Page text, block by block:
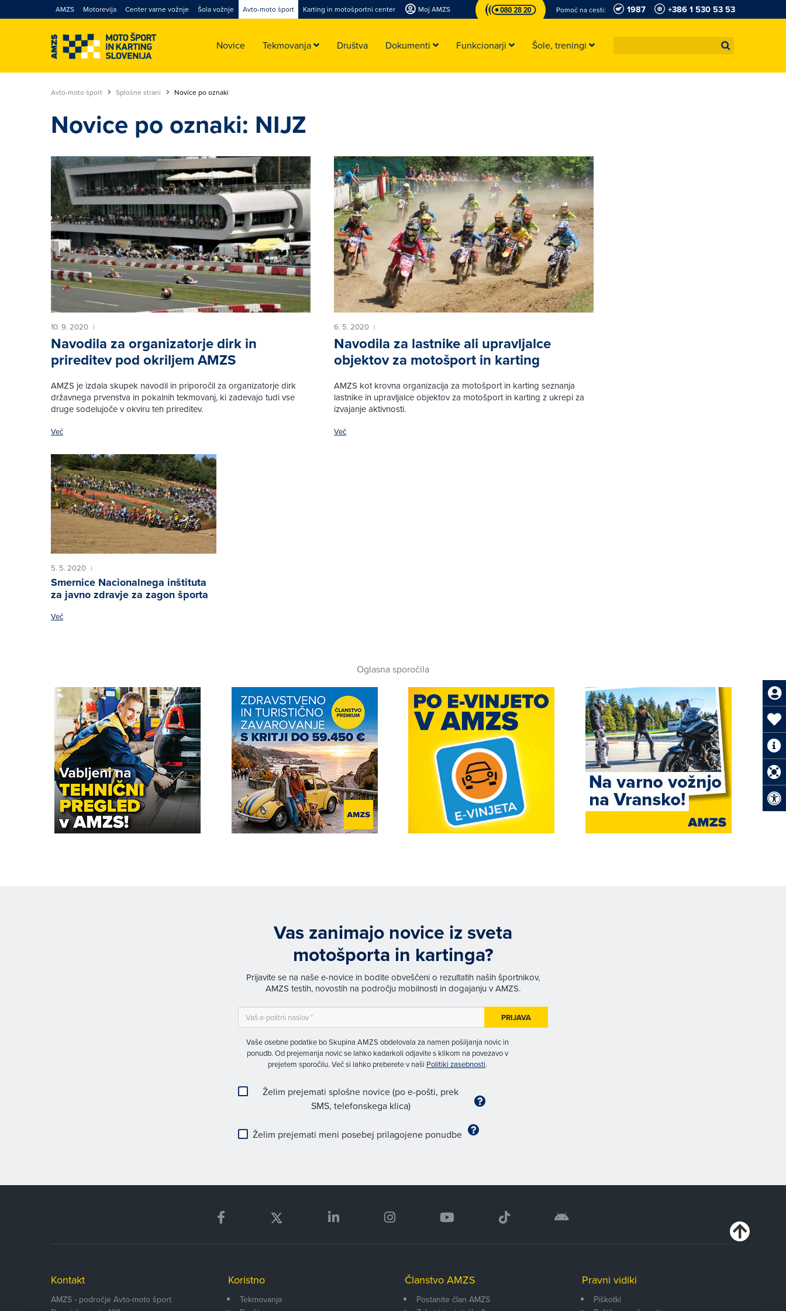
AMZS Motorevija Center varne vožnje Šola vožnje Avto-moto šport Karting in motošportni center Moj AMZS Pomoč na cesti: 1987 +386 1 530 53 53
Novice Tekmovanja Društva Dokumenti Funkcionarji Šole, treningi
Avto-moto šport Splošne strani Novice po oznaki
Novice po oznaki: NIJZ
10. 9. 2020 |
Navodila za organizatorje dirk in
prireditev pod okriljem AMZS
AMZS je izdala skupek navodil in priporočil za organizatorje dirk
državnega prvenstva in pokalnih tekmovanj, ki zadevajo tudi vse
druge sodelujoče v okviru teh prireditev.
Več
6. 5. 2020 |
Navodila za lastnike ali upravljalce
objektov za motošport in karting
AMZS kot krovna organizacija za motošport in karting seznanja
lastnike in upravljalce objektov za motošport in karting z ukrepi za
izvajanje aktivnosti.
Več
5. 5. 2020 |
Smernice Nacionalnega inštituta
za javno zdravje za zagon športa
Več
Oglasna sporočila
Vas zanimajo novice iz sveta
motošporta in kartinga?
Prijavite se na naše e-novice in bodite obveščeni o rezultatih naših športnikov,
AMZS testih, novostih na področju mobilnosti in dogajanju v AMZS.
Vaše osebne podatke bo Skupina AMZS obdelovala za namen pošiljanja novic in
ponudb. Od prejemanja novic se lahko kadarkoli odjavite s klikom na povezavo v
prejetem sporočilu. Več si lahko preberete v naši Politiki zasebnosti.
Želim prejemati splošne novice (po e-pošti, prek
SMS, telefonskega klica)
Želim prejemati meni posebej prilagojene ponudbe
PRIJAVA
Kontakt
AMZS - področje Avto-moto šport
Koristno
Tekmovanja
Članstvo AMZS
Postanite član AMZS
Pravni vidiki
Piškotki